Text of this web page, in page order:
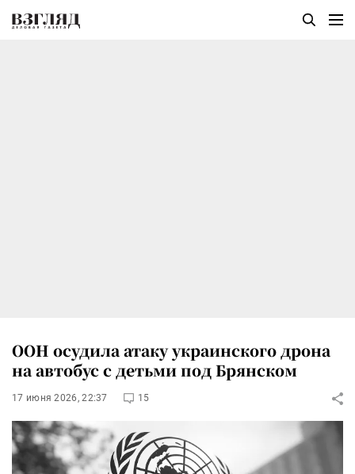
ООН осудила атаку украинского дрона
на автобус с детьми под Брянском
17 июня 2026, 22:37 15